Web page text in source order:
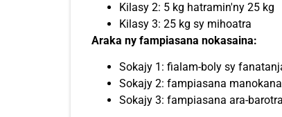
Kilasy 2: 5 kg hatramin'ny 25 kg
Kilasy 3: 25 kg sy mihoatra
Araka ny fampiasana nokasaina:
Sokajy 1: fialam-boly sy
Sokajy 2: fampiasana
Sokajy 3: fampiasana ara-barotra